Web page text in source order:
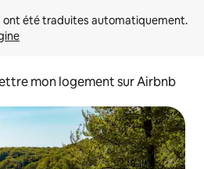
mon logement sur Airbnb